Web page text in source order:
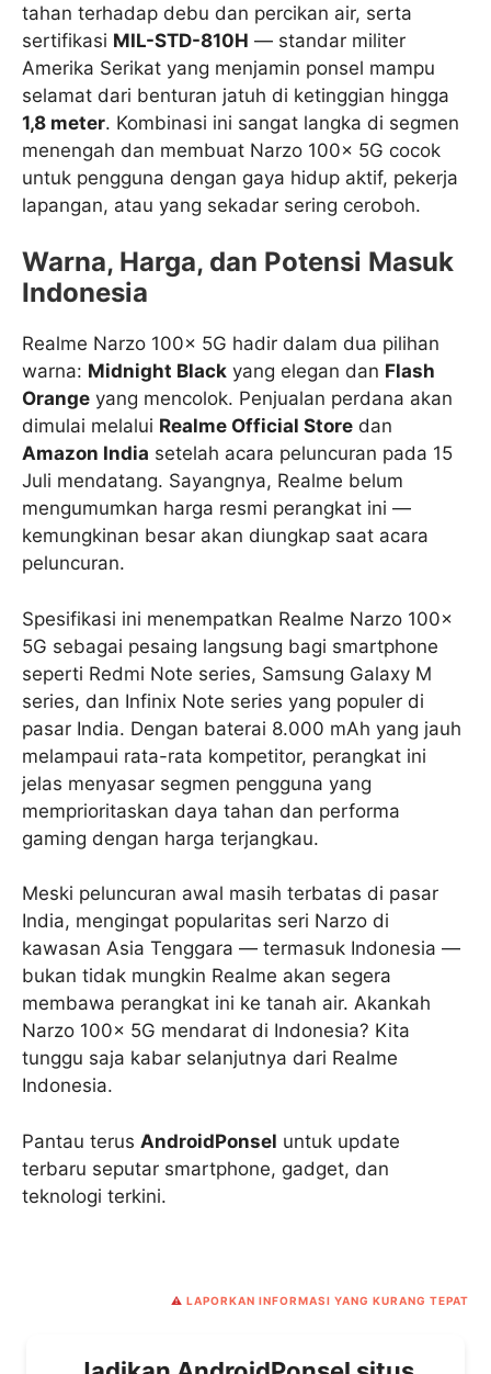
tahan terhadap debu dan percikan air, serta
sertifikasi MIL-STD-810H — standar militer
Amerika Serikat yang menjamin ponsel mampu
selamat dari benturan jatuh di ketinggian hingga
1,8 meter. Kombinasi ini sangat langka di segmen
menengah dan membuat Narzo 100x 5G cocok
untuk pengguna dengan gaya hidup aktif, pekerja
lapangan, atau yang sekadar sering ceroboh.
Warna, Harga, dan Potensi Masuk
Indonesia
Realme Narzo 100x 5G hadir dalam dua pilihan
warna: Midnight Black yang elegan dan Flash
Orange yang mencolok. Penjualan perdana akan
dimulai melalui Realme Official Store dan
Amazon India setelah acara peluncuran pada 15
Juli mendatang. Sayangnya, Realme belum
mengumumkan harga resmi perangkat ini —
kemungkinan besar akan diungkap saat acara
peluncuran.
Spesifikasi ini menempatkan Realme Narzo 100x
5G sebagai pesaing langsung bagi smartphone
seperti Redmi Note series, Samsung Galaxy M
series, dan Infinix Note series yang populer di
pasar India. Dengan baterai 8.000 mAh yang jauh
melampaui rata-rata kompetitor, perangkat ini
jelas menyasar segmen pengguna yang
memprioritaskan daya tahan dan performa
gaming dengan harga terjangkau.
Meski peluncuran awal masih terbatas di pasar
India, mengingat popularitas seri Narzo di
kawasan Asia Tenggara — termasuk Indonesia —
bukan tidak mungkin Realme akan segera
membawa perangkat ini ke tanah air. Akankah
Narzo 100x 5G mendarat di Indonesia? Kita
tunggu saja kabar selanjutnya dari Realme
Indonesia.
Pantau terus AndroidPonsel untuk update
terbaru seputar smartphone, gadget, dan
teknologi terkini.
⚠️ LAPORKAN INFORMASI YANG KURANG TEPAT